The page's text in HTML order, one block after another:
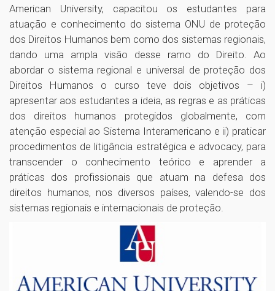
American University, capacitou os estudantes para
atuação e conhecimento do sistema ONU de proteção
dos Direitos Humanos bem como dos sistemas regionais,
dando uma ampla visão desse ramo do Direito. Ao
abordar o sistema regional e universal de proteção dos
Direitos Humanos o curso teve dois objetivos – i)
apresentar aos estudantes a ideia, as regras e as práticas
dos direitos humanos protegidos globalmente, com
atenção especial ao Sistema Interamericano e ii) praticar
procedimentos de litigância estratégica e advocacy, para
transcender o conhecimento teórico e aprender a
práticas dos profissionais que atuam na defesa dos
direitos humanos, nos diversos países, valendo-se dos
sistemas regionais e internacionais de proteção.